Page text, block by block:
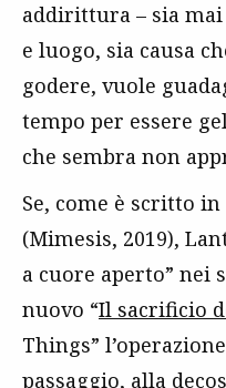
addirittura – sia
e luogo, sia causa
godere, vuole
tempo per essere
che sembra non
Se, come è scritto
(Mimesis, 2019),
a cuore aperto” nei
nuovo “Il sacrificio
Things”
passaggio, alla